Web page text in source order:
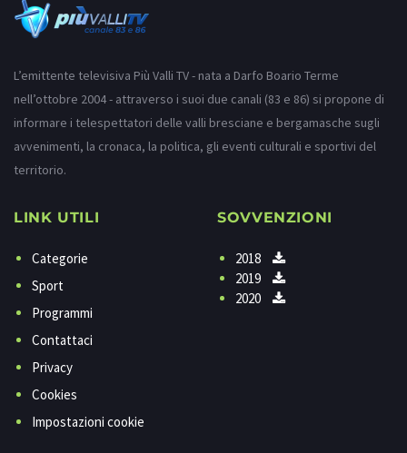
L’emittente televisiva Più Valli TV - nata a Darfo Boario Terme
nell’ottobre 2004 - attraverso i suoi due canali (83 e 86) si propone di
informare i telespettatori delle valli bresciane e bergamasche sugli
avvenimenti, la cronaca, la politica, gli eventi culturali e sportivi del
territorio.
LINK UTILI
Categorie
Sport
Programmi
Contattaci
Privacy
Cookies
Impostazioni cookie
SOVVENZIONI
2018
2019
2020